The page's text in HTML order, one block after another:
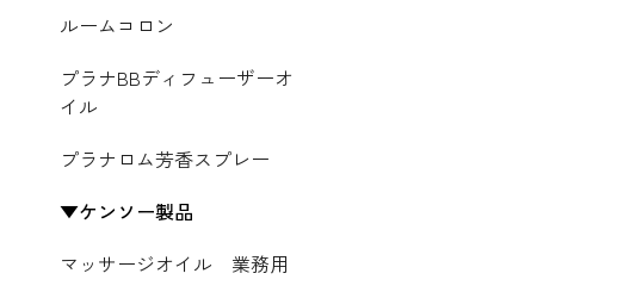
ルームコロン
プラナBBディフューザーオ
イル
プラナロム芳香スプレー
ケンソー製品
マッサージオイル 業務用